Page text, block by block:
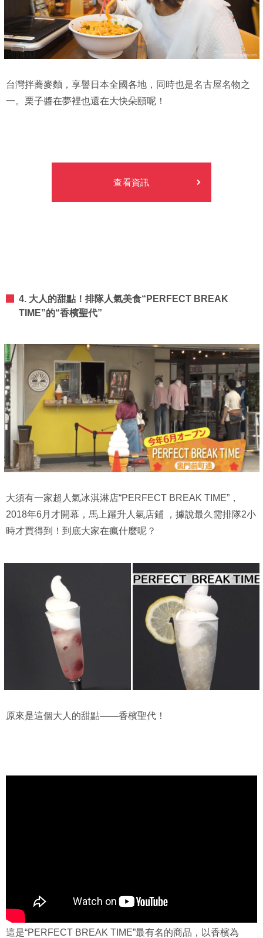
台灣拌蕎麥麵，享譽日本全國各地，同時也是名古屋名物之
一。栗子醬在夢裡也還在大快朵頤呢！
查看資訊
4. 大人的甜點！排隊人氣美食“PERFECT BREAK
TIME”的“香檳聖代”
大須有一家超人氣冰淇淋店“PERFECT BREAK TIME”，
2018年6月才開幕，馬上躍升人氣店鋪 ，據說最久需排隊2小
時才買得到！到底大家在瘋什麼呢？
原來是這個大人的甜點——香檳聖代！
這是“PERFECT BREAK TIME”最有名的商品，以香檳為